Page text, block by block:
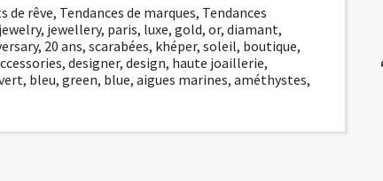
de rêve, Tendances de marques, Tendances
jewelry, jewellery, paris, luxe, gold, or, diamant,
, 20 ans, scarabées, khéper, soleil, boutique,
, designer, design, haute joaillerie,
, bleu, green, blue, aigues marines, améthystes,